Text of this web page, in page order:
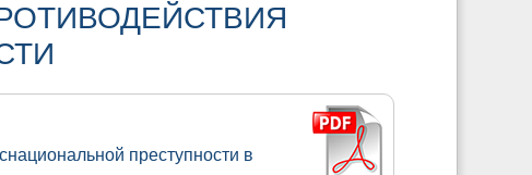
преступности в